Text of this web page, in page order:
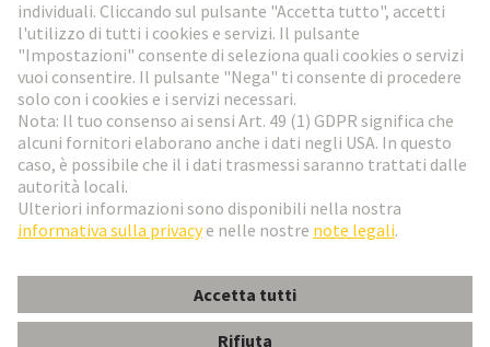
Social Media
Svizzera Italiano
© HARTING Technology Group